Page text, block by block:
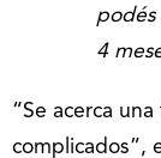
podés
4
“Se acerca
complicados”,